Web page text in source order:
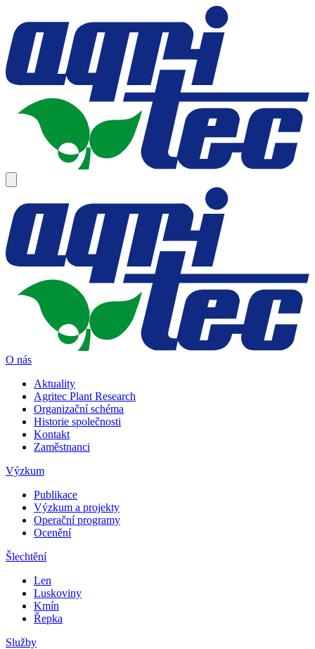
O nás
Aktuality
Agritec Plant Research
Organizační schéma
Historie společnosti
Kontakt
Zaměstnanci
Výzkum
Publikace
Výzkum a projekty
Operační programy
Ocenění
Šlechtění
Len
Luskoviny
Kmín
Řepka
Služby